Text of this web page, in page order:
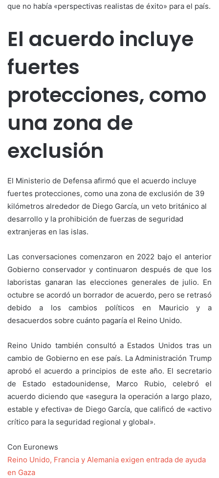
que no había «perspectivas realistas de éxito» para el país.
El acuerdo incluye
fuertes
protecciones, como
una zona de
exclusión
El Ministerio de Defensa afirmó que el acuerdo incluye
fuertes protecciones, como una zona de exclusión de 39
kilómetros alrededor de Diego García, un veto británico al
desarrollo y la prohibición de fuerzas de seguridad
extranjeras en las islas.
Las conversaciones comenzaron en 2022 bajo el anterior
Gobierno conservador y continuaron después de que los
laboristas ganaran las elecciones generales de julio. En
octubre se acordó un borrador de acuerdo, pero se retrasó
debido a los cambios políticos en Mauricio y a
desacuerdos sobre cuánto pagaría el Reino Unido.
Reino Unido también consultó a Estados Unidos tras un
cambio de Gobierno en ese país. La Administración Trump
aprobó el acuerdo a principios de este año. El secretario
de Estado estadounidense, Marco Rubio, celebró el
acuerdo diciendo que «asegura la operación a largo plazo,
estable y efectiva» de Diego García, que calificó de «activo
crítico para la seguridad regional y global».
Con Euronews
Reino Unido, Francia y Alemania exigen entrada de ayuda
en Gaza